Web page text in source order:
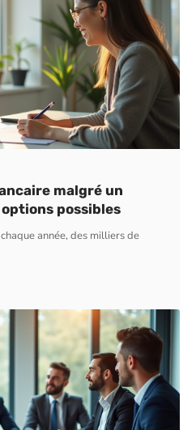
malgré un
possibles
année, des milliers de